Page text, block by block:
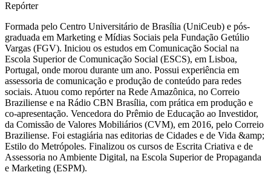
Repórter
Formada pelo Centro Universitário de Brasília (UniCeub) e pós-
graduada em Marketing e Mídias Sociais pela Fundação Getúlio
Vargas (FGV). Iniciou os estudos em Comunicação Social na
Escola Superior de Comunicação Social (ESCS), em Lisboa,
Portugal, onde morou durante um ano. Possui experiência em
assessoria de comunicação e produção de conteúdo para redes
sociais. Atuou como repórter na Rede Amazônica, no Correio
Braziliense e na Rádio CBN Brasília, com prática em produção e
co-apresentação. Vencedora do Prêmio de Educação ao Investidor,
da Comissão de Valores Mobiliários (CVM), em 2016, pelo Correio
Braziliense. Foi estagiária nas editorias de Cidades e de Vida &amp;
Estilo do Metrópoles. Finalizou os cursos de Escrita Criativa e de
Assessoria no Ambiente Digital, na Escola Superior de Propaganda
e Marketing (ESPM).